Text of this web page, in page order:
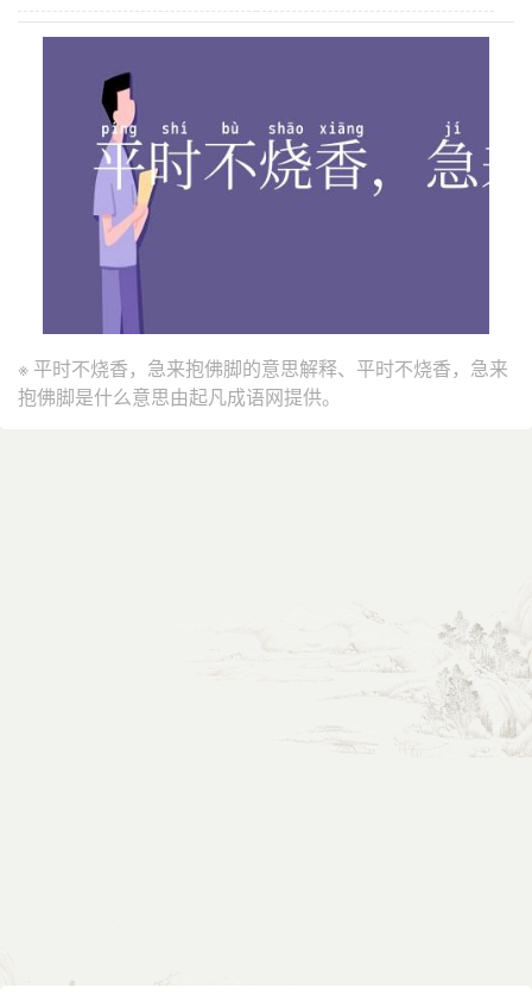
※ 平时不烧香，急来抱佛脚的意思解释、平时不烧香，急来
抱佛脚是什么意思由起凡成语网提供。